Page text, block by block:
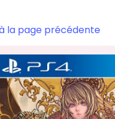
la page précédente